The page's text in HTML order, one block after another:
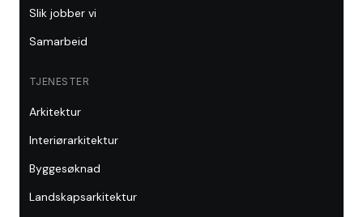
Slik jobber vi
Samarbeid
TJENESTER
Arkitektur
Interiørarkitektur
Byggesøknad
Landskapsarkitektur